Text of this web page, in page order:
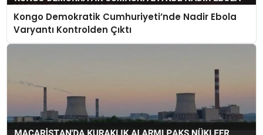
Kongo Demokratik Cumhuriyeti’nde Nadir Ebola
Varyantı Kontrolden Çıktı